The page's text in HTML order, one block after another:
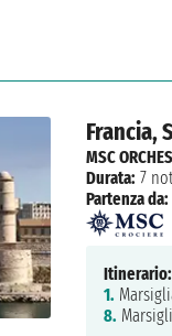
Francia,
MSC
Durata: 7
Partenza da:
Itinerario:
1.
8.